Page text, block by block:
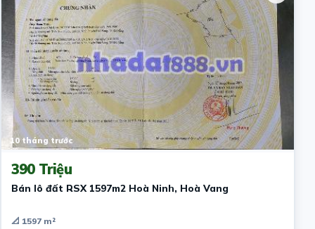
10 tháng trước
390 Triệu
Bán lô đất RSX 1597m2 Hoà Ninh, Hoà Vang
📐 1597 m²